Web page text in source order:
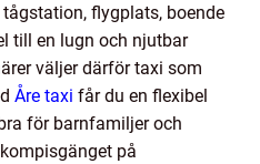
flygplats, boende
till en lugn och njutbar
väljer därför taxi som
Åre taxi får du en flexibel
för barnfamiljer och
på